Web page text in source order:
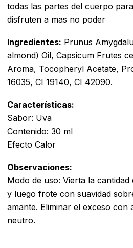
todas las partes del cuerpo
disfruten a mas no poder
Ingredientes: Prunus
almond) Oil, Capsicum Frutes
Aroma, Tocopheryl Acetate,
16035, CI 19140, CI 42090.
Características:
Sabor: Uva
Contenido: 30 ml
Efecto Calor
Observaciones:
Modo de uso: Vierta la cantidad
y luego frote con suavidad
amante. Eliminar el exceso con
neutro.